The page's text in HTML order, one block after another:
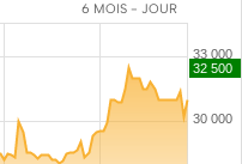
6 MOIS - JOUR